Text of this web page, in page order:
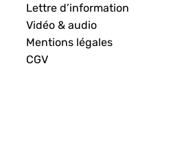
Lettre d’information
Vidéo & audio
Mentions légales
CGV